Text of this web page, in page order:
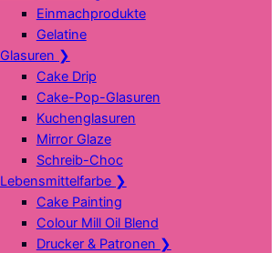
Einmachprodukte
Gelatine
Glasuren ❯
Cake Drip
Cake-Pop-Glasuren
Kuchenglasuren
Mirror Glaze
Schreib-Choc
Lebensmittelfarbe ❯
Cake Painting
Colour Mill Oil Blend
Drucker & Patronen ❯